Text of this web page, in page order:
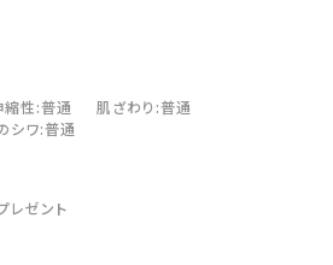
縮性:普通 肌ざわり :普通
シワ:普通
レゼント